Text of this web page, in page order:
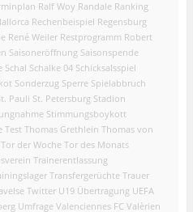
Ralf Woy Randale Ranking
Rechenbeispiel Regensburg
René Weiler Restprogramm Robert
Saisoneröffnung Saisonspende
Schal Schalke 04 Schicksalsspiel
Sonderzug Sperre Spielabbruch
Pauli St. Petersburg Stadion
Stimmungsboykott
Test Thomas Grethlein Thomas von
Tor der Woche Tor des Monats
Trainerentlassung
Transfergerüchte Trauer
Twitter U19 Übertragung UEFA
Umfrage Valenciennes FC Valèrien